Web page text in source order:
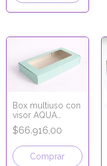
Box multiuso con
visor AQUA
30x20x6 cm -
LÍNEA PREMIUM
$66.916,00
Comprar